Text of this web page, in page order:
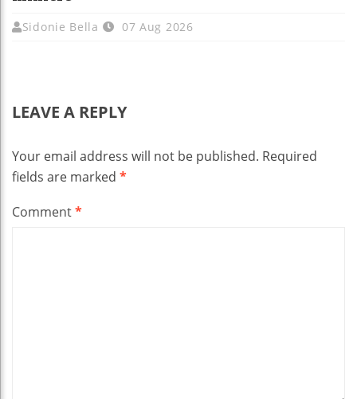
Sidonie Bella 07 Aug 2026
LEAVE A REPLY
Your email address will not be published. Required
fields are marked *
Comment*